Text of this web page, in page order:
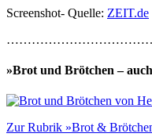
Screenshot- Quelle: ZEIT.de
»Brot und Brötchen –
Zur Rubrik »Brot &